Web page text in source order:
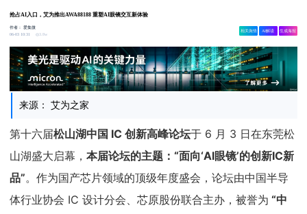
抢占AI入口，艾为推出AWA88188 重塑AI眼镜交互新体验
作者：爱集微
06-03 10:31
3.8w
相关舆情 AI解读 生成海报
来源： 艾为之家
第十六届松山湖中国 IC 创新高峰论坛于 6 月 3 日在东莞松
山湖盛大启幕，本届论坛的主题：“面向‘AI眼镜’的创新IC新
品”。作为国产芯片领域的顶级年度盛会，论坛由中国半导
体行业协会 IC 设计分会、芯原股份联合主办，被誉为 “中